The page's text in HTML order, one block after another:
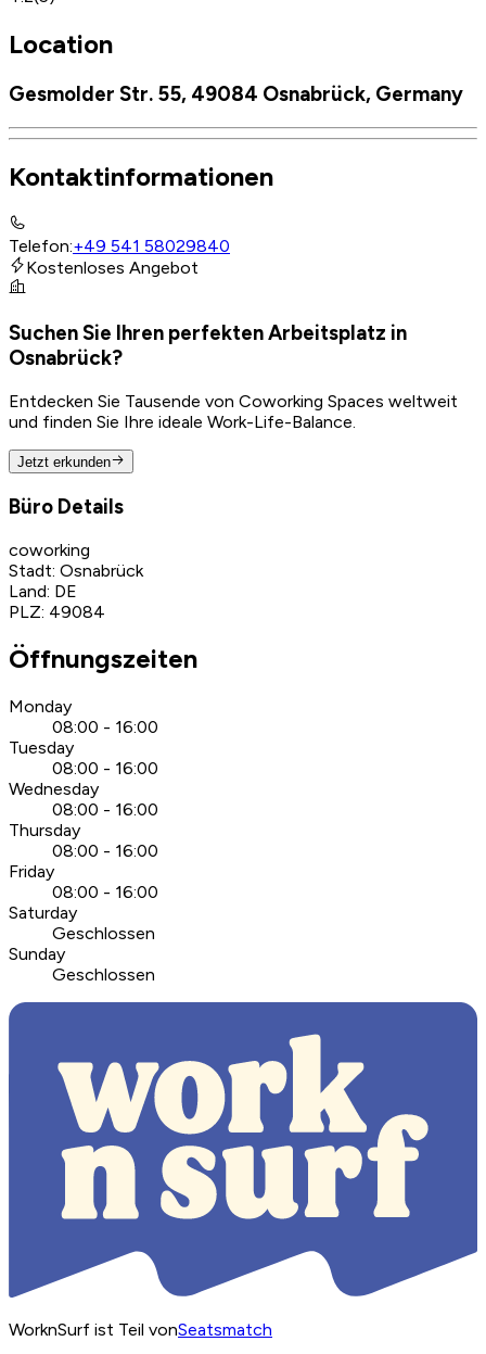
Location
Gesmolder Str. 55, 49084 Osnabrück, Germany
Kontaktinformationen
Telefon:+49 541 58029840
Kostenloses Angebot
Suchen Sie Ihren perfekten Arbeitsplatz in
Osnabrück?
Entdecken Sie Tausende von Coworking Spaces weltweit
und finden Sie Ihre ideale Work-Life-Balance.
Jetzt erkunden
Büro Details
coworking
Stadt: Osnabrück
Land: DE
PLZ: 49084
Öffnungszeiten
Monday
08:00 - 16:00
Tuesday
08:00 - 16:00
Wednesday
08:00 - 16:00
Thursday
08:00 - 16:00
Friday
08:00 - 16:00
Saturday
Geschlossen
Sunday
Geschlossen
WorknSurf ist Teil vonSeatsmatch